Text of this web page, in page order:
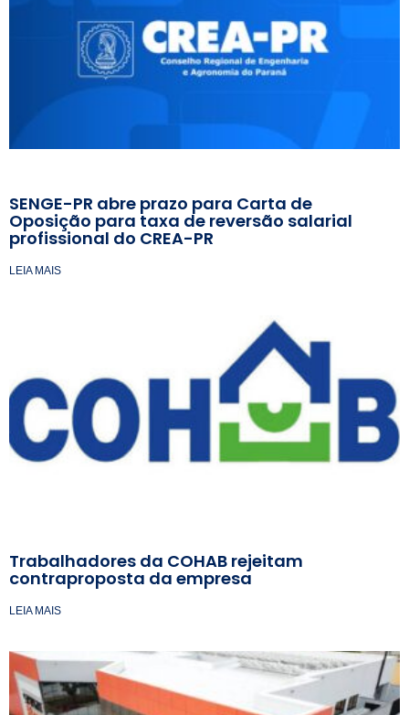
SENGE-PR abre prazo para Carta de
Oposição para taxa de reversão salarial
profissional do CREA-PR
LEIA MAIS
Trabalhadores da COHAB rejeitam
contraproposta da empresa
LEIA MAIS